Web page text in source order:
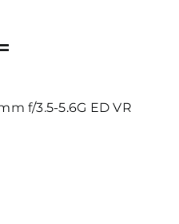
f/3.5-5.6G ED VR